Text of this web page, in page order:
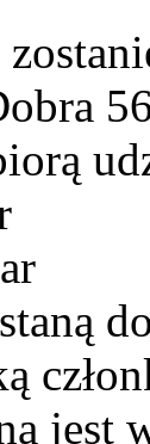
jest